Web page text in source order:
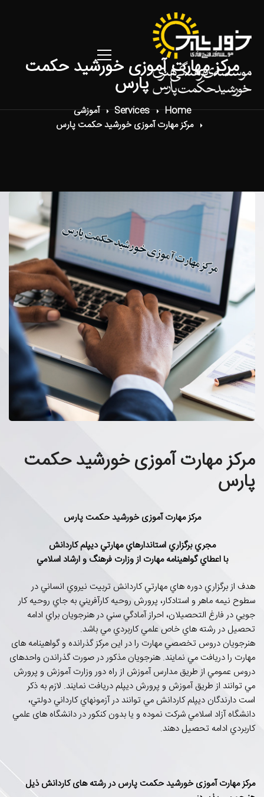
مرکز مهارت آموزی خورشید حکمت
پارس
Home
Services
آموزشی
مرکز مهارت آموزی خورشید حکمت پارس
مرکز مهارت آموزی خورشید حکمت
پارس
مرکز مهارت آموزی خورشید حکمت پارس
مجري برگزاري استاندارهاي مهارتي ديپلم کاردانش
با اعطاي گواهينامه مهارت ازوزارت فرهنگ و ارشاد اسلامي
هدف از برگزاري دوره هاي مهارتي کاردانش تربيت نيروي انساني در
سطوح نيمه ماهر و استادکار، پرورش روحيه کارآفريني به جاي روحيه کار
جويي در فارغ التحصيلان، احراز آمادگي سني در هنرجويان براي ادامه
تحصيل در رشته هاي خاص علمي کاربردي مي باشد.
هنرجويان دروس تخصصي مهارت را در اين مرکز گذرانده و گواهينامه های
مهارت را دریافت مي نمايند. هنرجويان مذکور در صورت گذراندن واحدهای
دروس عمومي از طريق مدارس آموزش از راه دور وزارت آموزش و پرورش
مي توانند از طريق آموزش و پرورش ديپلم دريافت نمايند. لازم به ذکر
است دارندگان ديپلم کاردانش مي توانند در آزمونهاي کارداني دولتي،
دانشگاه آزاد اسلامي شرکت نموده و یا بدون کنکور در دانشگاه های علمي
کاربردي ادامه تحصيل دهند.
مرکز مهارت آموزی خورشید حکمت پارس در رشته های کاردانش ذیل